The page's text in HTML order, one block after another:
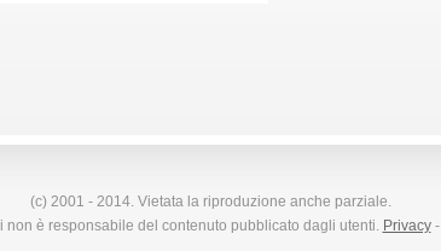
(c) 2001 - 2014. Vietata la riproduzione anche parziale.
non è responsabile del contenuto pubblicato dagli utenti. Privacy-